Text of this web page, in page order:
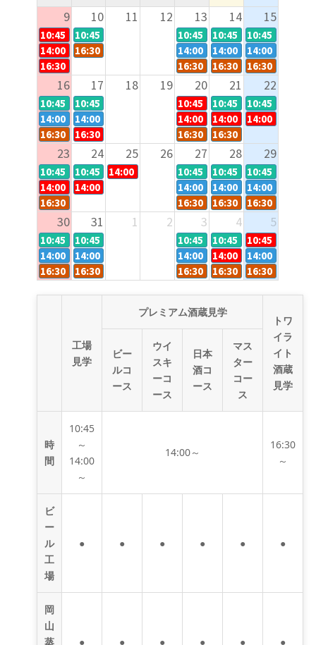
9 10 11 12 13 14 15
10:45 - ×
10:45 - 10:45 - ◎
10:45 - ◎
10:45 -
14:00 - ×
16:30 - 14:00 - ◎
14:00 - ◎
14:00 -
16:30 -
16:30 - 〇
16:30 - 〇
16:30 -
16 17 18 19 20 21 22
10:45 - ◎
10:45 - 10:45 - ×
10:45 - ◎
10:45 -
14:00 - ◎
14:00 - 14:00 - ×
14:00 - ×
14:00 -
16:30 - ◎
16:30 - 16:30 - ◎
16:30 -
23 24 25 26 27 28 29
10:45 - ◎
10:45 - ◎
14:00 - 10:45 - ◎
10:45 - ◎
10:45 -
14:00 - ×
14:00 - 14:00 - ◎
14:00 - ◎
14:00 -
16:30 -
16:30 - ◎
16:30 - ◎
16:30 -
30 31 1 2 3 4 5
10:45 - ◎
10:45 - 10:45 - ◎
10:45 - ◎
10:45 -
14:00 - ◎
14:00 - 14:00 - ◎
14:00 - ×
14:00 -
16:30 - ◎
16:30 - 16:30 - ◎
16:30 - ◎
16:30 -
工場
見学
プレミアム酒蔵見学
トワ
イラ
イト
酒蔵
見学
ビー
ルコ
ース
ウイ
スキ
ーコ
ース
日本
酒コ
ース
マス
ター
コー
ス
時
間
10:45
～
14:00
～
14:00～
16:30
～
ビ
ー
ル
工
場
● ● ● ● ● ●
岡
山
蒸
● ● ● ● ● ●